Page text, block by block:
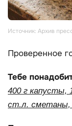
Источник: Архив
Проверенное
Тебе
400 г капусты,
ст.л. сметаны,